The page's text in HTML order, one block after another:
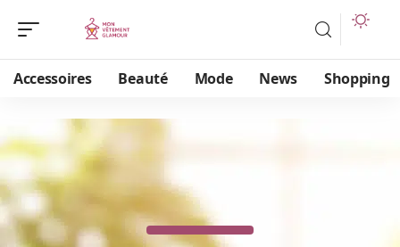
Accessoires Beauté Mode News Shopping